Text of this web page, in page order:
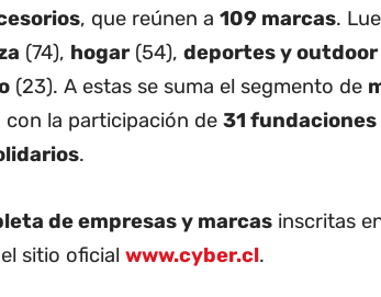
, que reúnen a 109 marcas.
(74), hogar(54), deportes y outdoor
(23). A estas se suma el segmento de
la participación de 31 fundaciones
.
de empresas y marcas inscritas
sitio oficial www.cyber.cl.